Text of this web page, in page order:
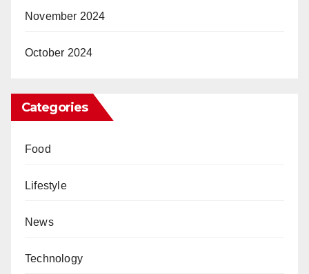
November 2024
October 2024
Categories
Food
Lifestyle
News
Technology